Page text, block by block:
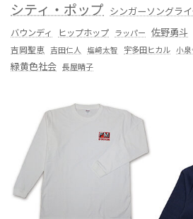
シティ・ポップ シンガーソングラ
バウンディ ヒップホップ ラッパー 佐野勇斗
吉岡聖恵 吉田仁人 塩﨑太智 宇多田ヒカル 小
緑黄色社会 長屋晴子